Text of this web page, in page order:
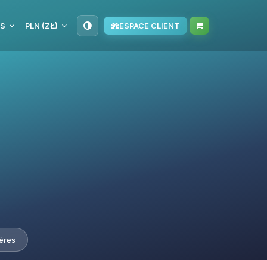
PLN (ZŁ) ESPACE CLIENT